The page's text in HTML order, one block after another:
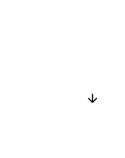
arrow_downward